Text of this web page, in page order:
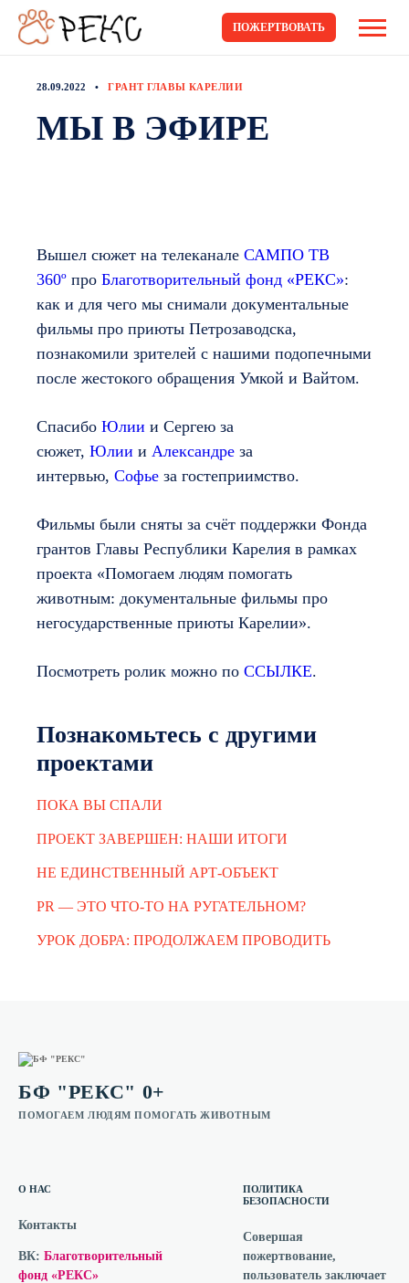
ПОЖЕРТВОВАТЬ
28.09.2022 ГРАНТ ГЛАВЫ КАРЕЛИИ
МЫ В ЭФИРЕ
Вышел сюжет на телеканале САМПО ТВ
360º про Благотворительный фонд «РЕКС»:
как и для чего мы снимали документальные
фильмы про приюты Петрозаводска,
познакомили зрителей с нашими подопечными
после жестокого обращения Умкой и Вайтом.
Спасибо Юлии и Сергею за
сюжет, Юлии и Александре за
интервью, Софье за гостеприимство.
Фильмы были сняты за счёт поддержки Фонда
грантов Главы Республики Карелия в рамках
проекта «Помогаем людям помогать
животным: документальные фильмы про
негосударственные приюты Карелии».
Посмотреть ролик можно по ССЫЛКЕ.
Познакомьтесь с другими
проектами
ПОКА ВЫ СПАЛИ
ПРОЕКТ ЗАВЕРШЕН: НАШИ ИТОГИ
НЕ ЕДИНСТВЕННЫЙ АРТ-ОБЪЕКТ
PR — ЭТО ЧТО-ТО НА РУГАТЕЛЬНОМ?
УРОК ДОБРА: ПРОДОЛЖАЕМ ПРОВОДИТЬ
БФ "РЕКС" 0+
ПОМОГАЕМ ЛЮДЯМ ПОМОГАТЬ ЖИВОТНЫМ
О НАС
Контакты
ВК: Благотворительный
фонд «РЕКС»
ПОЛИТИКА
БЕЗОПАСНОСТИ
Совершая
пожертвование,
пользователь заключает